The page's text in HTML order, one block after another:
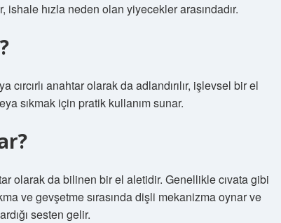
hızla neden olan yiyecekler arasındadır.
cırcırlı anahtar olarak da adlandırılır, işlevsel bir el
sıkmak için pratik kullanım sunar.
olarak da bilinen bir el aletidir. Genellikle cıvata gibi
ve gevşetme sırasında dişli mekanizma oynar ve
sesten gelir.